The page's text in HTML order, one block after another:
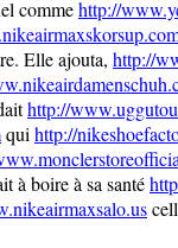
commehttp://
Elle ajouta, http://
http://
qui http://
à boire à sa santé